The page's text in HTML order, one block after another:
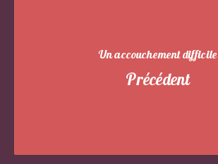
Un accouchement difficile
Précédent